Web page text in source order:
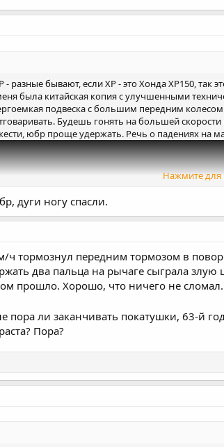
- разные бывают, если ХР - это Хонда ХР150,
была китайская копия с улучшенными
подвеска с большим передним
Будешь гонять на большей
юбр проще удержать. Речь о падениях на
Нажмите для
дуги ногу спасли.
ч тормознул передним тормозом в
два пальца на рычаге сыграла
прошло. Хорошо, что ничего не
пора ли заканчивать покатушки, 63-й
Пора?